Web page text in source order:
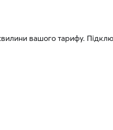
вашого тарифу.